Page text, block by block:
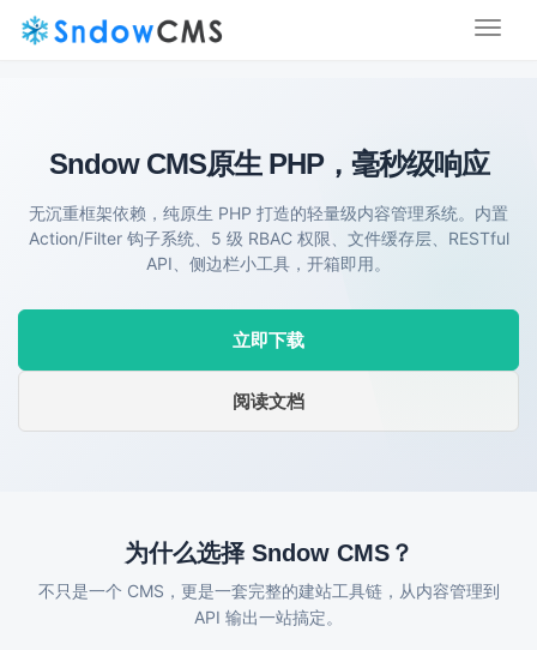
Sndow CMS原生 PHP，毫秒级响应
无沉重框架依赖，纯原生 PHP 打造的轻量级内容管理系统。内置
Action/Filter 钩子系统、5 级 RBAC 权限、文件缓存层、RESTful
API、侧边栏小工具，开箱即用。
立即下载
阅读文档
为什么选择 Sndow CMS？
不只是一个 CMS，更是一套完整的建站工具链，从内容管理到
API 输出一站搞定。